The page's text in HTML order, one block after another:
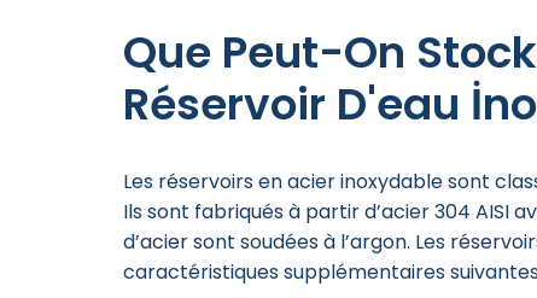
Que Peut-On
Réservoir D'eau
Les réservoirs en acier inoxydable sont
Ils sont fabriqués à partir d’acier 304 AISI
d’acier sont soudées à l’argon. Les
caractéristiques supplémentaires